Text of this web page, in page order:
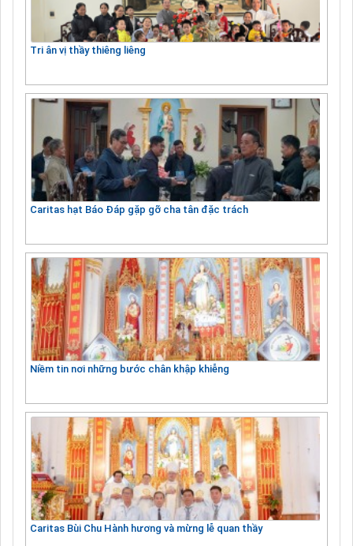
Tri ân vị thầy thiêng liêng
Caritas hạt Báo Đáp gặp gỡ cha tân đặc trách
Niềm tin nơi những bước chân khập khiễng
Caritas Bùi Chu Hành hương và mừng lễ quan thầy